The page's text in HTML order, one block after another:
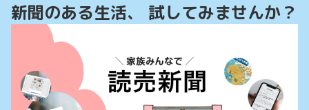
新聞のある生活、 試してみませんか？